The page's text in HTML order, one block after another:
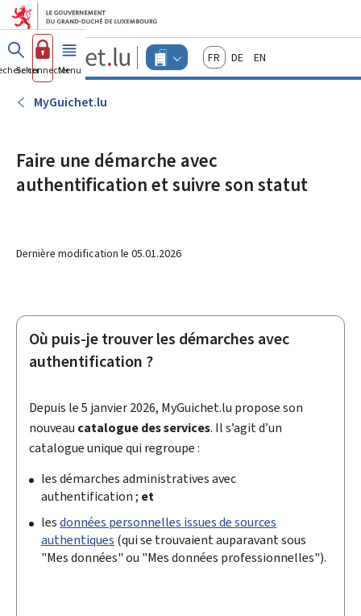
Aller au menu principal
Aller au contenu
Guichet.lu
Changer
d'espace
FrançaisDeutschEnglish
Se connecterMenu principal
MyGuichet.lu
Faire une démarche avec
authentification et suivre son statut
Dernière modification le 05.01.2026
Où puis-je trouver les démarches avec
authentification ?
Depuis le 5 janvier 2026, MyGuichet.lu propose son
nouveau catalogue des services. Il s’agit d’un
catalogue unique qui regroupe :
les démarches administratives avec
authentification ; et
lesdonnées personnelles issues de sources
authentiques (qui se trouvaient auparavant sous
"Mes données" ou "Mes données professionnelles").